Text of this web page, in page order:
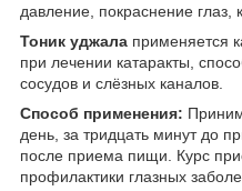
давление, покраснение глаз,
Тоник уджала применяется
при лечении катаракты,
сосудов и слёзных каналов.
Способ применения:
день, за тридцать минут до
после приема пищи. Курс
профилактики глазных